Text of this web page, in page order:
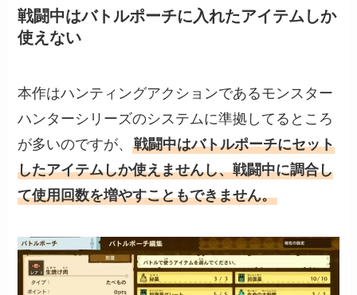
戦闘中はバトルポーチに入れたアイテムしか
使えない
本作はハンティングアクションであるモンスター
ハンターシリーズのシステムに準拠してるところ
が多いのですが、戦闘中はバトルポーチにセット
したアイテムしか使えませんし、戦闘中に調合し
て使用回数を増やすこともできません。